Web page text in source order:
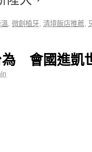
, 微創植牙, 清境飯店推薦,
會國進凱